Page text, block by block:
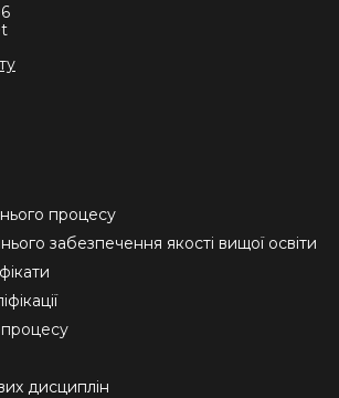
процесу
забезпечення якості вищої освіти
процесу
дисциплін